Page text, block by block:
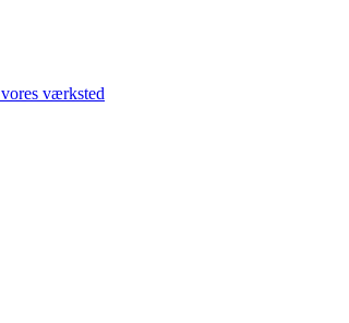
vores værksted